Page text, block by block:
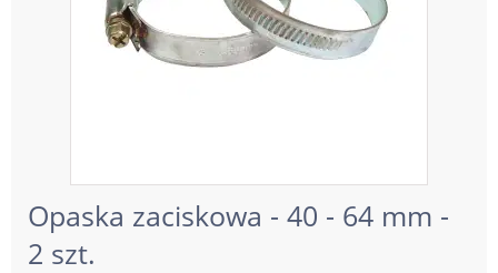
Opaska zaciskowa - 40 - 64 mm -
2 szt.